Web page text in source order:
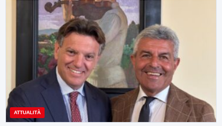
ATTUALITÀ